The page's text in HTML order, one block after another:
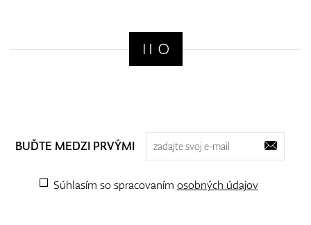
BUĎTE MEDZI PRVÝMI
Súhlasím so spracovaním osobných údajov